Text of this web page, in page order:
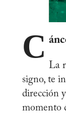
C
La
signo, te
dirección
momento